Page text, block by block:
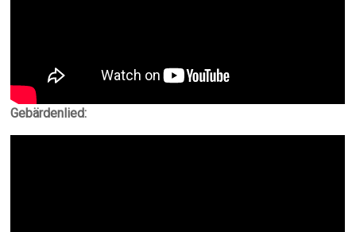
Gebärdenlied: